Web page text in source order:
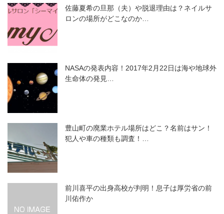
佐藤夏希の旦那（夫）や脱退理由は？ネイルサ
ロンの場所がどこなのか…
NASAの発表内容！2017年2月22日は海や地球外
生命体の発見…
豊山町の廃業ホテル場所はどこ？名前はサン！
犯人や車の種類も調査！…
前川喜平の出身高校が判明！息子は厚労省の前
川佑作か